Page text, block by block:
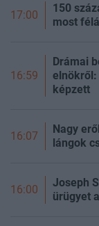
17:00
150
most
16:59
Drámai
elnökről:
képzett
16:07
Nagy
lángok
16:00
Joseph
ürügyet